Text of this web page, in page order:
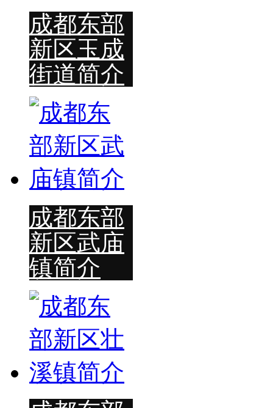
成都东部
新区玉成
街道简介
成都东部
新区武庙
镇简介